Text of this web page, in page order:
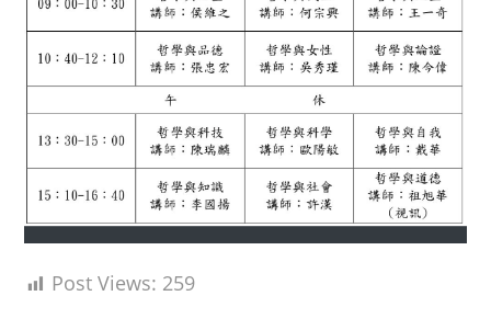
Post Views: 259